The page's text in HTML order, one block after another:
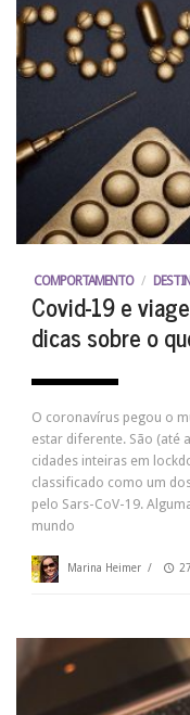
COMPORTAMENTO /
Covid-19 e
dicas sobre o
O coronavírus pegou o
estar diferente. São (até
cidades inteiras em
classificado como um
pelo Sars-CoV-19.
mundo
Marina Heimer /